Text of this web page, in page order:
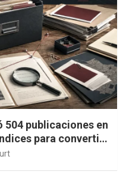
504 publicaciones en
para convertir
pública